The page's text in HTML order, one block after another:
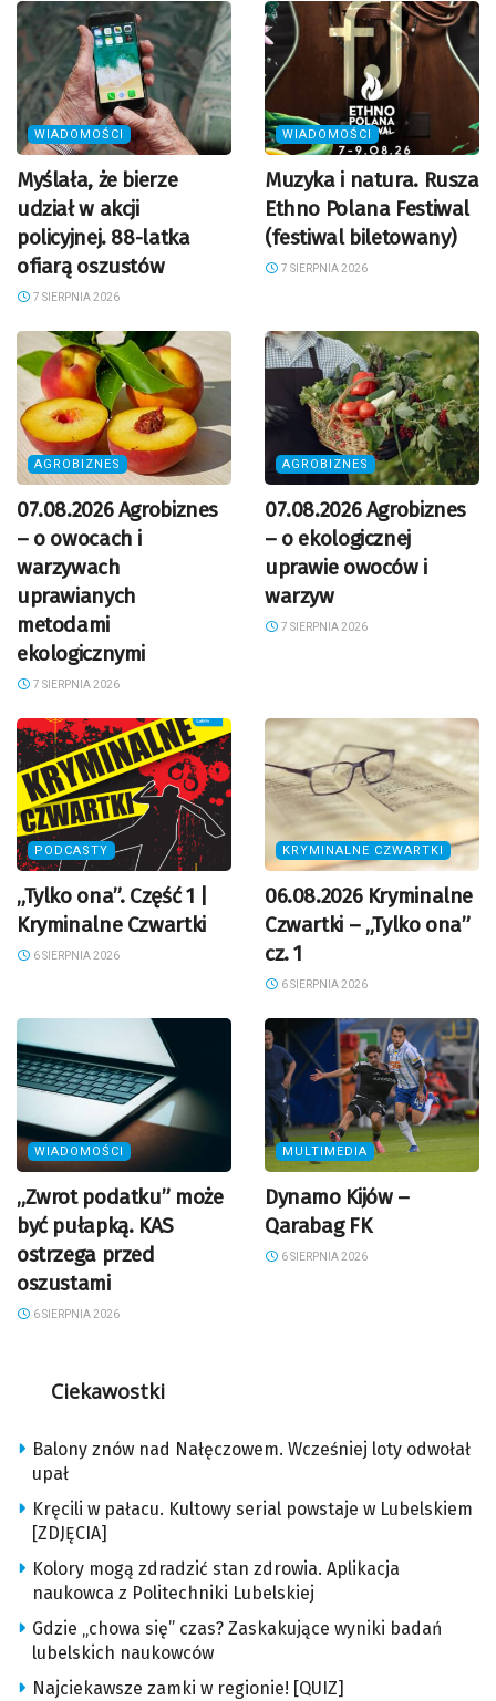
WIADOMOŚCI
Myślała, że bierze
udział w akcji
policyjnej. 88-latka
ofiarą oszustów
7 SIERPNIA 2026
WIADOMOŚCI
Muzyka i natura. Rusza
Ethno Polana Festiwal
(festiwal biletowany)
7 SIERPNIA 2026
AGROBIZNES
07.08.2026 Agrobiznes
– o owocach i
warzywach
uprawianych
metodami
ekologicznymi
7 SIERPNIA 2026
AGROBIZNES
07.08.2026 Agrobiznes
– o ekologicznej
uprawie owoców i
warzyw
7 SIERPNIA 2026
PODCASTY
„Tylko ona”. Część 1 |
Kryminalne Czwartki
6 SIERPNIA 2026
KRYMINALNE CZWARTKI
06.08.2026 Kryminalne
Czwartki – „Tylko ona”
cz. 1
6 SIERPNIA 2026
WIADOMOŚCI
„Zwrot podatku” może
być pułapką. KAS
ostrzega przed
oszustami
6 SIERPNIA 2026
MULTIMEDIA
Dynamo Kijów –
Qarabag FK
6 SIERPNIA 2026
Ciekawostki
Balony znów nad Nałęczowem. Wcześniej loty odwołał
upał
Kręcili w pałacu. Kultowy serial powstaje w Lubelskiem
[ZDJĘCIA]
Kolory mogą zdradzić stan zdrowia. Aplikacja
naukowca z Politechniki Lubelskiej
Gdzie „chowa się” czas? Zaskakujące wyniki badań
lubelskich naukowców
Najciekawsze zamki w regionie! [QUIZ]